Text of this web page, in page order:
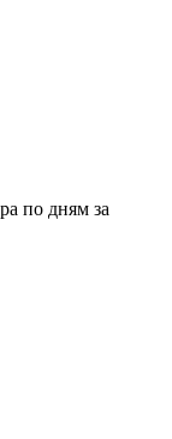
по дням за